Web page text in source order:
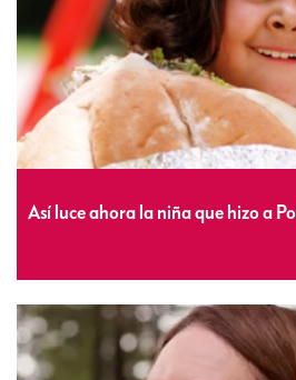
Así luce ahora la niña que hizo a